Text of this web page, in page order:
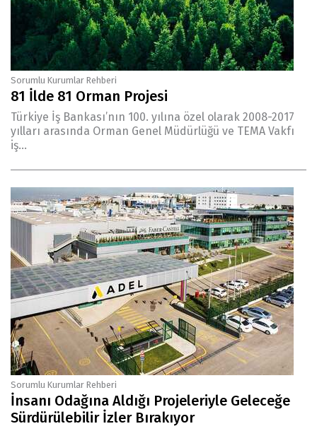
Sorumlu Kurumlar Rehberi
81 İlde 81 Orman Projesi
Türkiye İş Bankası’nın 100. yılına özel olarak 2008-2017
yılları arasında Orman Genel Müdürlüğü ve TEMA Vakfı
iş...
Sorumlu Kurumlar Rehberi
İnsanı Odağına Aldığı Projeleriyle Geleceğe
Sürdürülebilir İzler Bırakıyor